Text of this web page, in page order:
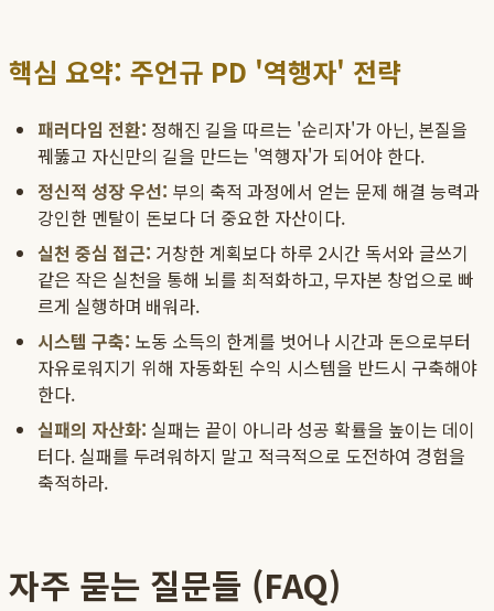
핵심 요약: 주언규 PD '역행자' 전략
패러다임 전환: 정해진 길을 따르는 '순리자'가 아닌, 본질을
꿰뚫고 자신만의 길을 만드는 '역행자'가 되어야 한다.
정신적 성장 우선: 부의 축적 과정에서 얻는 문제 해결 능력과
강인한 멘탈이 돈보다 더 중요한 자산이다.
실천 중심 접근: 거창한 계획보다 하루 2시간 독서와 글쓰기
같은 작은 실천을 통해 뇌를 최적화하고, 무자본 창업으로 빠
르게 실행하며 배워라.
시스템 구축: 노동 소득의 한계를 벗어나 시간과 돈으로부터
자유로워지기 위해 자동화된 수익 시스템을 반드시 구축해야
한다.
실패의 자산화: 실패는 끝이 아니라 성공 확률을 높이는 데이
터다. 실패를 두려워하지 말고 적극적으로 도전하여 경험을
축적하라.
자주 묻는 질문들 (FAQ)